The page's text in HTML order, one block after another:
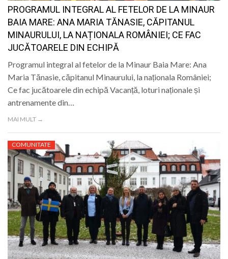
PROGRAMUL INTEGRAL AL FETELOR DE LA MINAUR
BAIA MARE: ANA MARIA TĂNASIE, CĂPITANUL
MINAURULUI, LA NAȚIONALA ROMÂNIEI; CE FAC
JUCĂTOARELE DIN ECHIPĂ
Programul integral al fetelor de la Minaur Baia Mare: Ana
Maria Tănasie, căpitanul Minaurului, la naționala României;
Ce fac jucătoarele din echipă Vacanță, loturi naționale și
antrenamente din…
MAI MULT →
COMUNITATE